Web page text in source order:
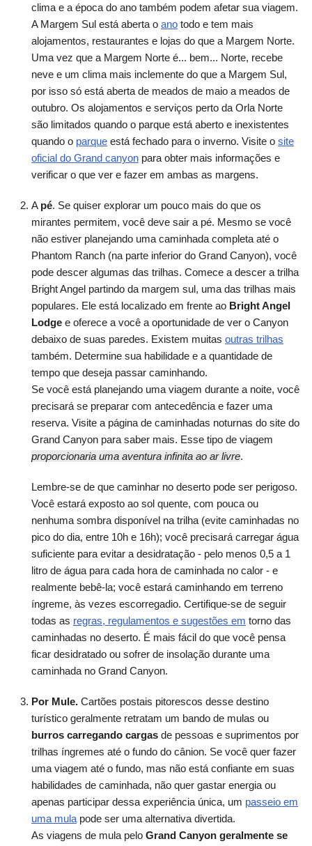
clima e a época do ano também podem afetar sua viagem.
A Margem Sul está aberta o ano todo e tem mais
alojamentos, restaurantes e lojas do que a Margem Norte.
Uma vez que a Margem Norte é... bem... Norte, recebe
neve e um clima mais inclemente do que a Margem Sul,
por isso só está aberta de meados de maio a meados de
outubro. Os alojamentos e serviços perto da Orla Norte
são limitados quando o parque está aberto e inexistentes
quando o parque está fechado para o inverno. Visite o site
oficial do Grand canyon para obter mais informações e
verificar o que ver e fazer em ambas as margens.
A pé. Se quiser explorar um pouco mais do que os
mirantes permitem, você deve sair a pé. Mesmo se você
não estiver planejando uma caminhada completa até o
Phantom Ranch (na parte inferior do Grand Canyon), você
pode descer algumas das trilhas. Comece a descer a trilha
Bright Angel partindo da margem sul, uma das trilhas mais
populares. Ele está localizado em frente ao Bright Angel
Lodge e oferece a você a oportunidade de ver o Canyon
debaixo de suas paredes. Existem muitas outras trilhas
também. Determine sua habilidade e a quantidade de
tempo que deseja passar caminhando.
Se você está planejando uma viagem durante a noite, você
precisará se preparar com antecedência e fazer uma
reserva. Visite a página de caminhadas noturnas do site do
Grand Canyon para saber mais. Esse tipo de viagem
proporcionaria uma aventura infinita ao ar livre.
Lembre-se de que caminhar no deserto pode ser perigoso.
Você estará exposto ao sol quente, com pouca ou
nenhuma sombra disponível na trilha (evite caminhadas no
pico do dia, entre 10h e 16h); você precisará carregar água
suficiente para evitar a desidratação - pelo menos 0,5 a 1
litro de água para cada hora de caminhada no calor - e
realmente bebê-la; você estará caminhando em terreno
íngreme, às vezes escorregadio. Certifique-se de seguir
todas as regras, regulamentos e sugestões em torno das
caminhadas no deserto. É mais fácil do que você pensa
ficar desidratado ou sofrer de insolação durante uma
caminhada no Grand Canyon.
Por Mule. Cartões postais pitorescos desse destino
turístico geralmente retratam um bando de mulas ou
burros carregando cargas de pessoas e suprimentos por
trilhas íngremes até o fundo do cânion. Se você quer fazer
uma viagem até o fundo, mas não está confiante em suas
habilidades de caminhada, não quer gastar energia ou
apenas participar dessa experiência única, um passeio em
uma mula pode ser uma alternativa divertida.
As viagens de mula pelo Grand Canyon geralmente se